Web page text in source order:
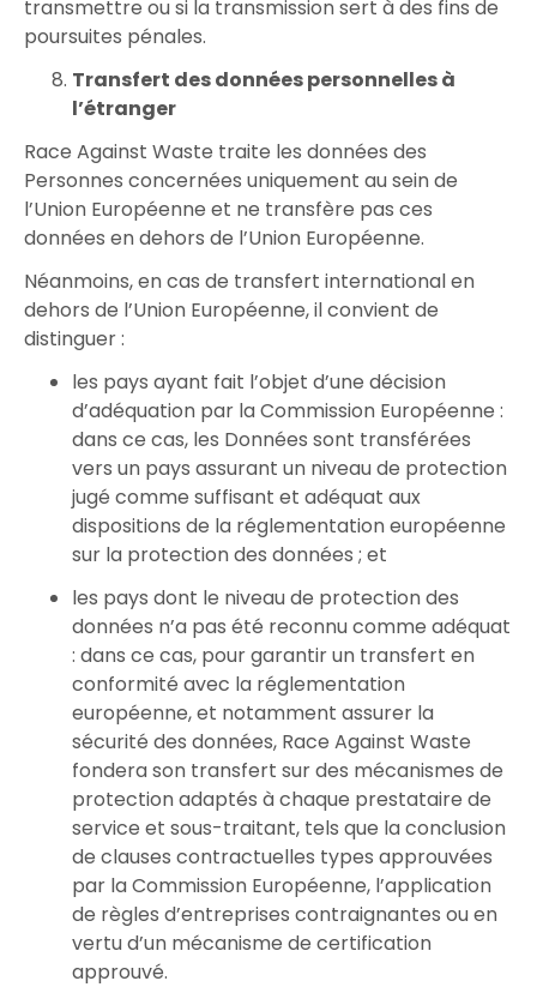
transmettre ou si la transmission sert à des fins de
poursuites pénales.
Transfert des données personnelles à
l’étranger
Race Against Waste traite les données des
Personnes concernées uniquement au sein de
l’Union Européenne et ne transfère pas ces
données en dehors de l’Union Européenne.
Néanmoins, en cas de transfert international en
dehors de l’Union Européenne, il convient de
distinguer :
les pays ayant fait l’objet d’une décision
d’adéquation par la Commission Européenne :
dans ce cas, les Données sont transférées
vers un pays assurant un niveau de protection
jugé comme suffisant et adéquat aux
dispositions de la réglementation européenne
sur la protection des données ; et
les pays dont le niveau de protection des
données n’a pas été reconnu comme adéquat
: dans ce cas, pour garantir un transfert en
conformité avec la réglementation
européenne, et notamment assurer la
sécurité des données, Race Against Waste
fondera son transfert sur des mécanismes de
protection adaptés à chaque prestataire de
service et sous-traitant, tels que la conclusion
de clauses contractuelles types approuvées
par la Commission Européenne, l’application
de règles d’entreprises contraignantes ou en
vertu d’un mécanisme de certification
approuvé.